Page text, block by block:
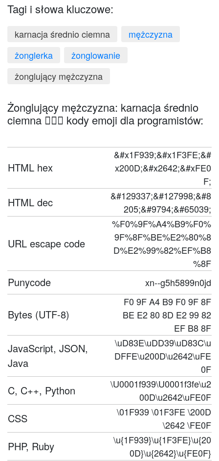
Tagi i słowa kluczowe:
karnacja średnio ciemna
mężczyzna
żonglerka
żonglowanie
żonglujący mężczyzna
Żonglujący mężczyzna: karnacja średnio
ciemna 🤹🏾‍♂️ kody emoji dla programistów:
HTML hex
&#x1F939;&#x1F3FE;&#
x200D;&#x2642;&#xFE0
F;
HTML dec
&#129337;&#127998;&#8
205;&#9794;&#65039;
URL escape code
%F0%9F%A4%B9%F0%
9F%8F%BE%E2%80%8
D%E2%99%82%EF%B8
%8F
Punycode xn--g5h5899n0jd
Bytes (UTF-8)
F0 9F A4 B9 F0 9F 8F
BE E2 80 8D E2 99 82
EF B8 8F
JavaScript, JSON,
Java
\uD83E\uDD39\uD83C\u
DFFE\u200D\u2642\uFE
0F
C, C++, Python
\U0001f939\U0001f3fe\u2
00D\u2642\uFE0F
CSS
\01F939 \01F3FE \200D
\2642 \FE0F
PHP, Ruby
\u{1F939}\u{1F3FE}\u{20
0D}\u{2642}\u{FE0F}